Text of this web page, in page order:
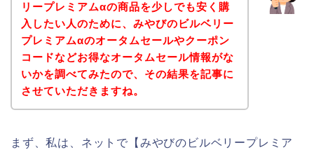
リープレミアムαの商品を少しでも安く購
入したい人のために、みやびのビルベリー
プレミアムαのオータムセールやクーポン
コードなどお得なオータムセール情報がな
いかを調べてみたので、その結果を記事に
させていただきますね。
まず、私は、ネットで【みやびのビルベリープレミア